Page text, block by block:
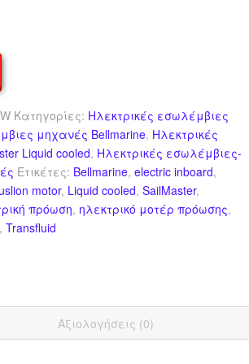
Κατηγορίες: Ηλεκτρικές εσωλέμβιες
μηχανές Bellmarine, Ηλεκτρικές
Liquid cooled, Ηλεκτρικές εσωλέμβιες-
Ετικέτες: Bellmarine,electric inboard,
motor, Liquid cooled,SailMaster,
πρόωση, ηλεκτρικό μοτέρ πρόωσης,
,Transfluid
Αξιολογήσεις (0)